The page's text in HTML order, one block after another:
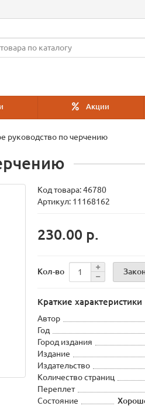
Акции
руководство по черчению
Код товара:46780
Артикул: 11168162
230.00 р.
Кол-во
Краткие характеристики
Автор
Год
Город издания
Издание
Издательство
Количество страниц
Переплет
Состояние